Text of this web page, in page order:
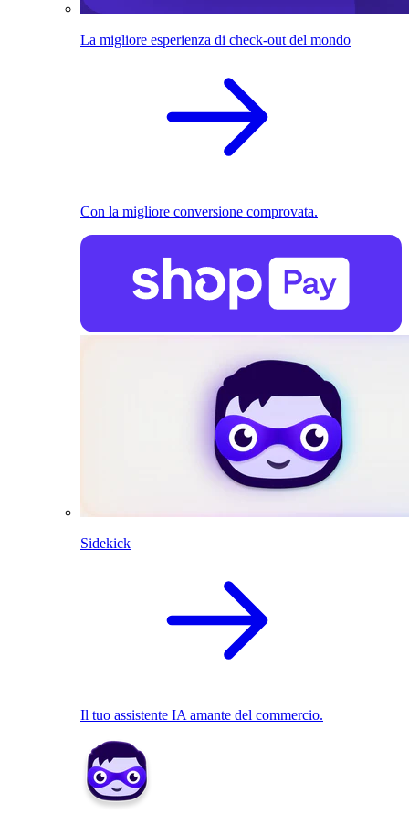
La migliore esperienza di check-out del mondo
Con la migliore conversione comprovata.
Sidekick
Il tuo assistente IA amante del commercio.